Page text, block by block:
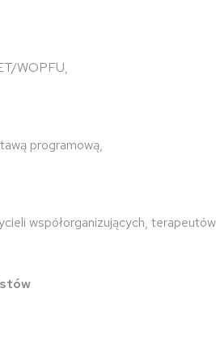
WOPFU,
programową,
współorganizujących,